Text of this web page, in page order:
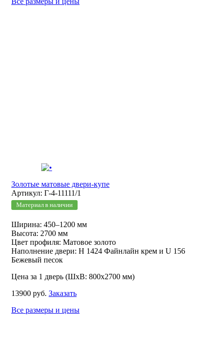
Золотые матовые двери-купе
Артикул: Г-4-11111/1
Материал в наличии
Ширина: 450–1200 мм
Высота: 2700 мм
Цвет профиля: Матовое золото
Наполнение двери: Н 1424 Файнлайн крем и U 156
Бежевый песок
Цена за 1 дверь (ШхВ: 800х2700 мм)
13900 руб. Заказать
Все размеры и цены